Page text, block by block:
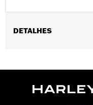
DETALHES
Sold In Units:Each